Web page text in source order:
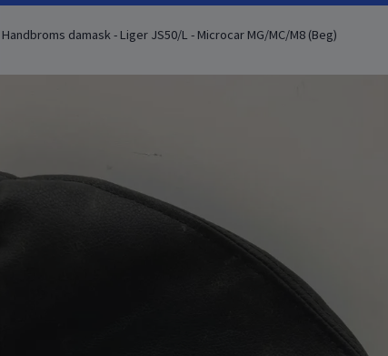
Handbroms damask - Liger JS50/L - Microcar MG/MC/M8 (Beg)